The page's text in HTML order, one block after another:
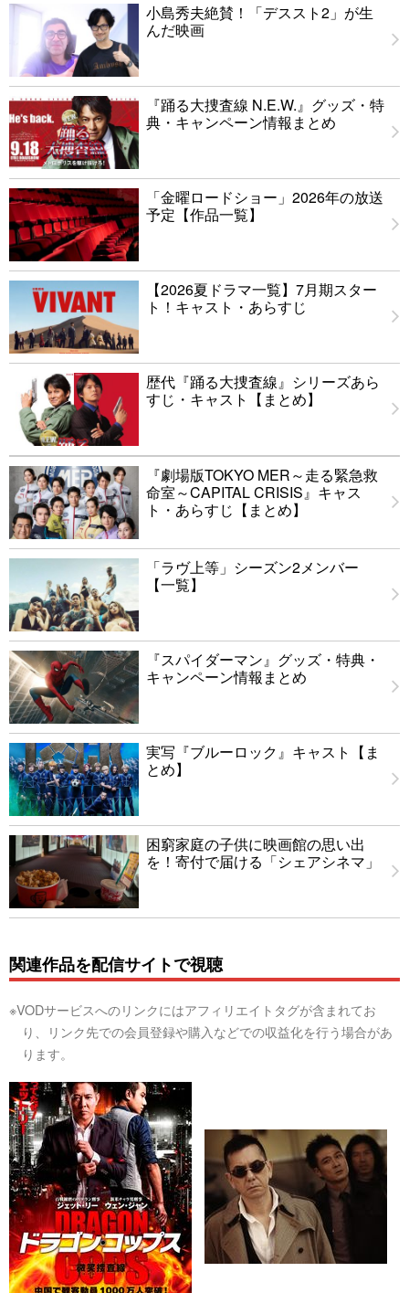
小島秀夫絶賛！「デススト2」が生
んだ映画
『踊る大捜査線 N.E.W.』グッズ・特
典・キャンペーン情報まとめ
「金曜ロードショー」2026年の放送
予定【作品一覧】
【2026夏ドラマ一覧】7月期スター
ト！キャスト・あらすじ
歴代『踊る大捜査線』シリーズあら
すじ・キャスト【まとめ】
『劇場版TOKYO MER～走る緊急救
命室～CAPITAL CRISIS』キャス
ト・あらすじ【まとめ】
「ラヴ上等」シーズン2メンバー
【一覧】
『スパイダーマン』グッズ・特典・
キャンペーン情報まとめ
実写『ブルーロック』キャスト【ま
とめ】
困窮家庭の子供に映画館の思い出
を！寄付で届ける「シェアシネマ」
関連作品を配信サイトで視聴
※VODサービスへのリンクにはアフィリエイトタグが含まれてお
り、リンク先での会員登録や購入などでの収益化を行う場合があ
ります。